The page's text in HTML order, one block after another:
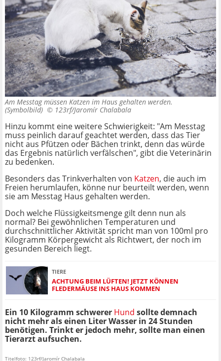
Am Messtag müssen Katzen im Haus gehalten werden.
(Symbolbild) © 123rf/Jaromír Chalabala
Hinzu kommt eine weitere Schwierigkeit: "Am Messtag
muss peinlich darauf geachtet werden, dass das Tier
nicht aus Pfützen oder Bächen trinkt, denn das würde
das Ergebnis natürlich verfälschen", gibt die Veterinärin
zu bedenken.
Besonders das Trinkverhalten von Katzen, die auch im
Freien herumlaufen, könne nur beurteilt werden, wenn
sie am Messtag Haus gehalten werden.
Doch welche Flüssigkeitsmenge gilt denn nun als
normal? Bei gewöhnlichen Temperaturen und
durchschnittlicher Aktivität spricht man von 100ml pro
Kilogramm Körpergewicht als Richtwert, der noch im
gesunden Bereich liegt.
TIERE
ACHTUNG BEIM LÜFTEN! JETZT KÖNNEN
FLEDERMÄUSE INS HAUS KOMMEN
Ein 10 Kilogramm schwerer Hund sollte demnach
nicht mehr als einen Liter Wasser in 24 Stunden
benötigen. Trinkt er jedoch mehr, sollte man einen
Tierarzt aufsuchen.
Titelfoto: 123rf/Jaromír Chalabala